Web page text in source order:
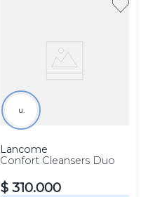
u.
Lancome
Confort Cleansers Duo
$ 310.000